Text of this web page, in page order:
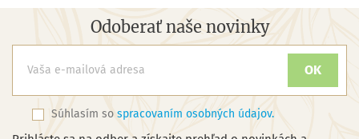
Odoberať naše novinky
Súhlasím so spracovaním osobných údajov.